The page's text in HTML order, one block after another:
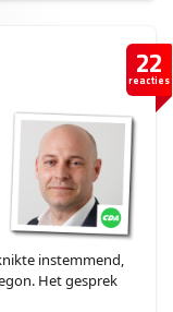
22
reacties
instemmend,
Het gesprek